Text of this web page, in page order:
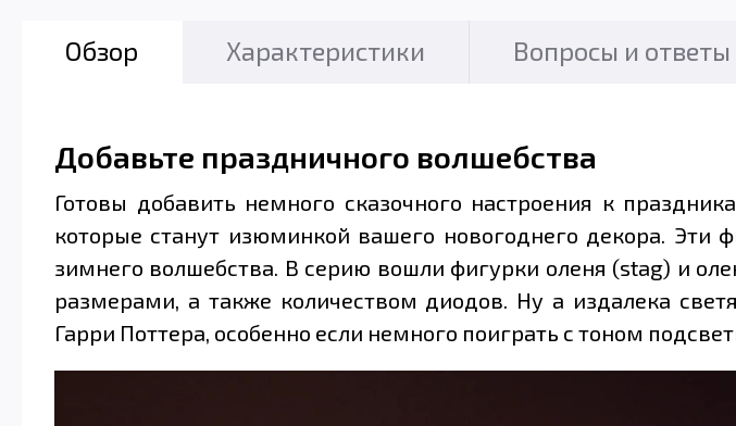
Обзор Характеристики Вопросы и ответы
Добавьте праздничного волшебства
Готовы добавить немного сказочного настроения к
которые станут изюминкой вашего новогоднего декора.
зимнего волшебства. В серию вошли фигурки оленя (stag) и
размерами, а также количеством диодов. Ну а издалека
Гарри Поттера, особенно если немного поиграть с тоном